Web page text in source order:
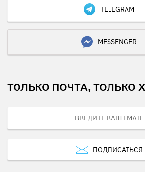
TELEGRAM
MESSENGER
ТОЛЬКО ПОЧТА, ТОЛЬКО
ПОДПИСАТЬСЯ